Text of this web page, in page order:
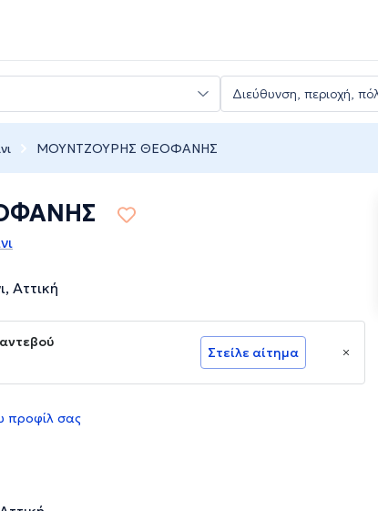
ΜΟΥΝΤΖΟΥΡΗΣ ΘΕΟΦΑΝΗΣ
Αττική
Στείλε αίτημα
προφίλ σας